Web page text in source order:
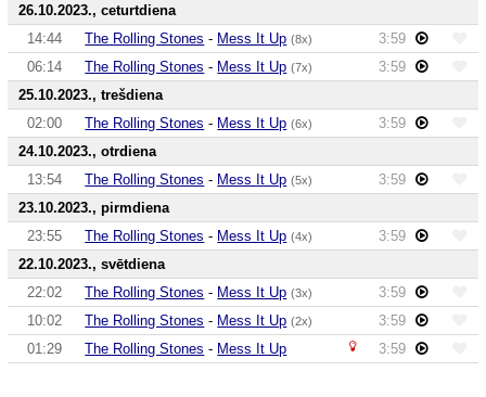
26.10.2023., ceturtdiena
14:44
The Rolling Stones - Mess It Up (8x)
3:59
06:14
The Rolling Stones - Mess It Up (7x)
3:59
25.10.2023., trešdiena
02:00
The Rolling Stones - Mess It Up (6x)
3:59
24.10.2023., otrdiena
13:54
The Rolling Stones - Mess It Up (5x)
3:59
23.10.2023., pirmdiena
23:55
The Rolling Stones - Mess It Up (4x)
3:59
22.10.2023., svētdiena
22:02
The Rolling Stones - Mess It Up (3x)
3:59
10:02
The Rolling Stones - Mess It Up (2x)
3:59
01:29
The Rolling Stones - Mess It Up 3:59